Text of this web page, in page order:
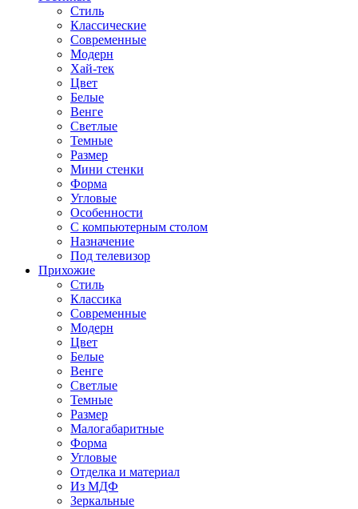
Стиль
Классические
Современные
Модерн
Хай-тек
Цвет
Белые
Венге
Светлые
Темные
Размер
Мини стенки
Форма
Угловые
Особенности
С компьютерным столом
Назначение
Под телевизор
Прихожие
Стиль
Классика
Современные
Модерн
Цвет
Белые
Венге
Светлые
Темные
Размер
Малогабаритные
Форма
Угловые
Отделка и материал
Из МДФ
Зеркальные